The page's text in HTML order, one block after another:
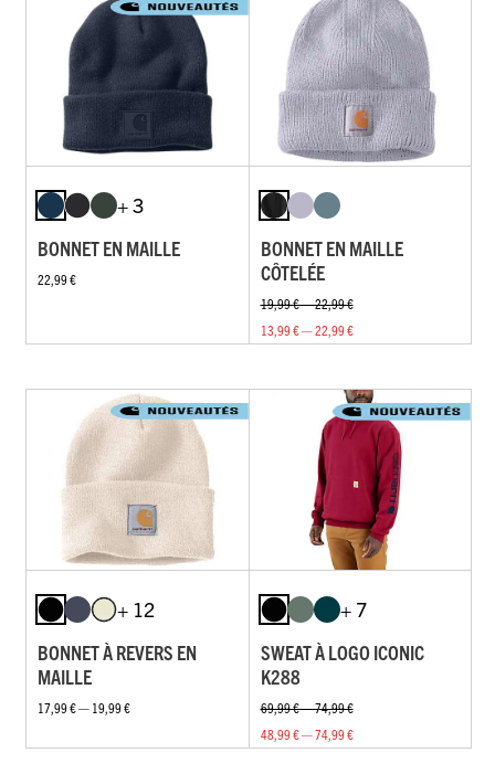
+ 3
BONNET EN MAILLE
22,99 €
BONNET EN MAILLE
CÔTELÉE
19,99 € — 22,99 €
13,99 € — 22,99 €
+ 12
BONNET À REVERS EN
MAILLE
17,99 € — 19,99 €
+ 7
SWEAT À LOGO ICONIC
K288
69,99 € — 74,99 €
48,99 € — 74,99 €